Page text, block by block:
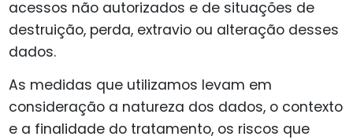
acessos não autorizados e de situações de
destruição, perda, extravio ou alteração desses
dados.
As medidas que utilizamos levam em
consideração a natureza dos dados, o contexto
e a finalidade do tratamento, os riscos que